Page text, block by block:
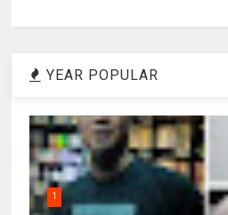
YEAR POPULAR
1